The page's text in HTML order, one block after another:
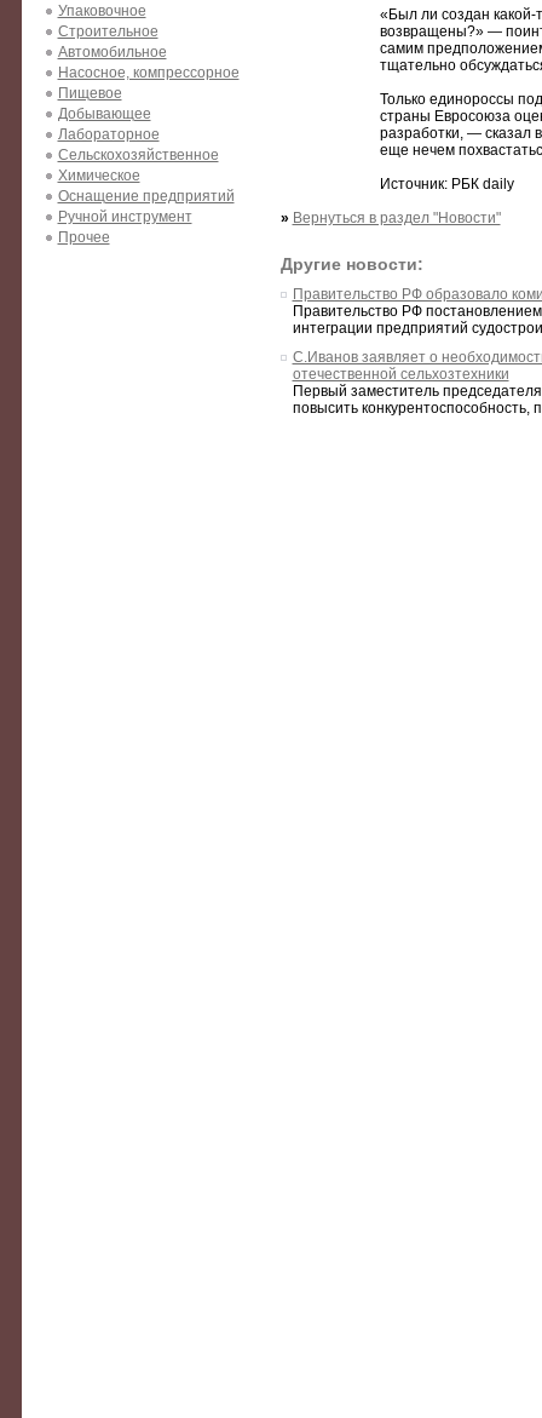
Упаковочное
Строительное
Автомобильное
Насосное, компрессорное
Пищевое
Добывающее
Лабораторное
Сельскохозяйственное
Химическое
Оснащение предприятий
Ручной инструмент
Прочее
«Был ли создан какой-
возвращены?» —
самим
тщательно
Только единороссы
страны Евросоюза
разработки, — сказал
еще нечем
Источник: РБК daily
» Вернуться в раздел "Новости"
Другие новости:
Правительство РФ образовало
Правительство РФ
интеграции предприятий
С.Иванов заявляет о
отечественной сельхозтехники
Первый заместитель
повысить конкурентоспособность,